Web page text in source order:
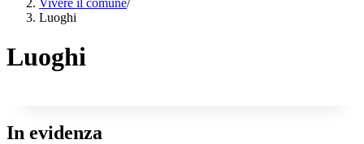
Vivere il comune/
Luoghi
Luoghi
In evidenza